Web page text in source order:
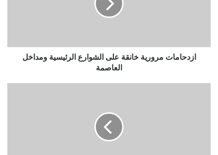
ازدحامات مرورية خانقة على الشوارع الرئيسية ومداخل
العاصمة